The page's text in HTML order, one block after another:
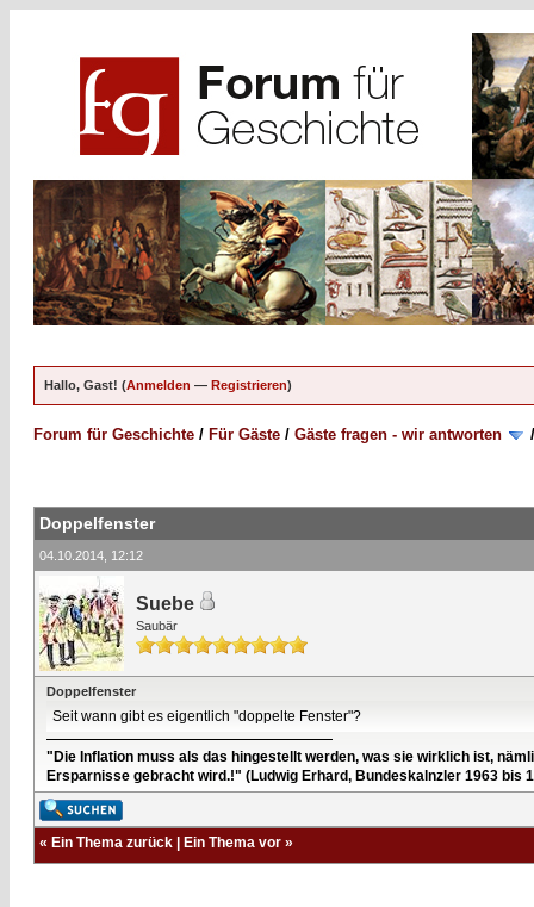
Hallo, Gast! (Anmelden — Registrieren)
Forum für Geschichte / Für Gäste / Gäste fragen - wir antworten
Doppelfenster
04.10.2014, 12:12
Suebe
Saubär
Doppelfenster
Seit wann gibt es eigentlich "doppelte Fenster"?
"Die Inflation muss als das hingestellt werden, was sie wirklich ist,
Ersparnisse gebracht wird.!" (Ludwig Erhard, Bundeskalnzler 1963 bis
« Ein Thema zurück Ein Thema vor »